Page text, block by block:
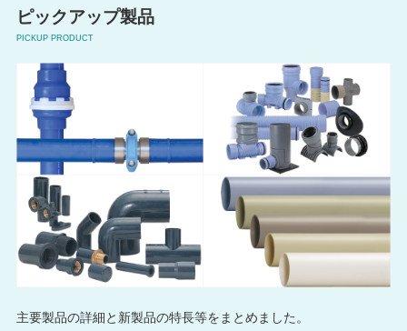
ピックアップ製品
PICKUP PRODUCT
主要製品の詳細と新製品の特長等をまとめました。